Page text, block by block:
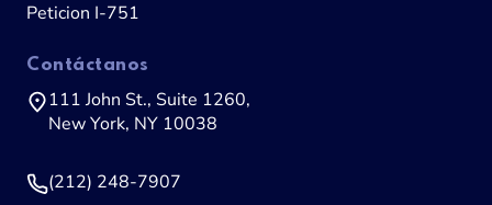
Peticion I-751
Contáctanos
111 John St., Suite 1260,
New York, NY 10038
(212) 248-7907